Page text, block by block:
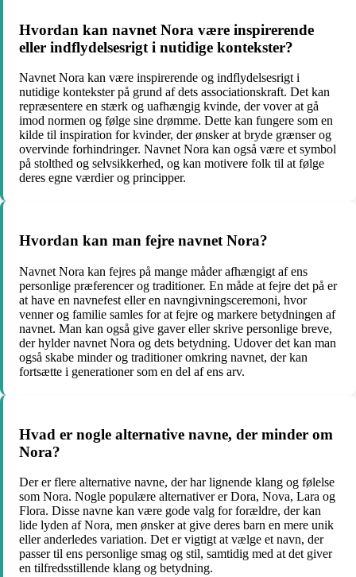
Hvordan kan navnet Nora være inspirerende
eller indflydelsesrigt i nutidige kontekster?
Navnet Nora kan være inspirerende og indflydelsesrigt i
nutidige kontekster på grund af dets associationskraft. Det kan
repræsentere en stærk og uafhængig kvinde, der vover at gå
imod normen og følge sine drømme. Dette kan fungere som en
kilde til inspiration for kvinder, der ønsker at bryde grænser og
overvinde forhindringer. Navnet Nora kan også være et symbol
på stolthed og selvsikkerhed, og kan motivere folk til at følge
deres egne værdier og principper.
Hvordan kan man fejre navnet Nora?
Navnet Nora kan fejres på mange måder afhængigt af ens
personlige præferencer og traditioner. En måde at fejre det på er
at have en navnefest eller en navngivningsceremoni, hvor
venner og familie samles for at fejre og markere betydningen af
navnet. Man kan også give gaver eller skrive personlige breve,
der hylder navnet Nora og dets betydning. Udover det kan man
også skabe minder og traditioner omkring navnet, der kan
fortsætte i generationer som en del af ens arv.
Hvad er nogle alternative navne, der minder om
Nora?
Der er flere alternative navne, der har lignende klang og følelse
som Nora. Nogle populære alternativer er Dora, Nova, Lara og
Flora. Disse navne kan være gode valg for forældre, der kan
lide lyden af Nora, men ønsker at give deres barn en mere unik
eller anderledes variation. Det er vigtigt at vælge et navn, der
passer til ens personlige smag og stil, samtidig med at det giver
en tilfredsstillende klang og betydning.